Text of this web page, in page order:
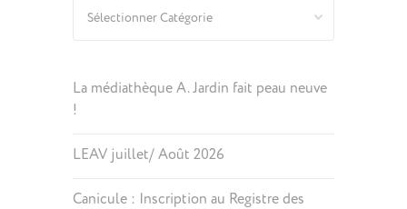
La médiathèque A. Jardin fait peau neuve
!
LEAV juillet/ Août 2026
Canicule : Inscription au Registre des